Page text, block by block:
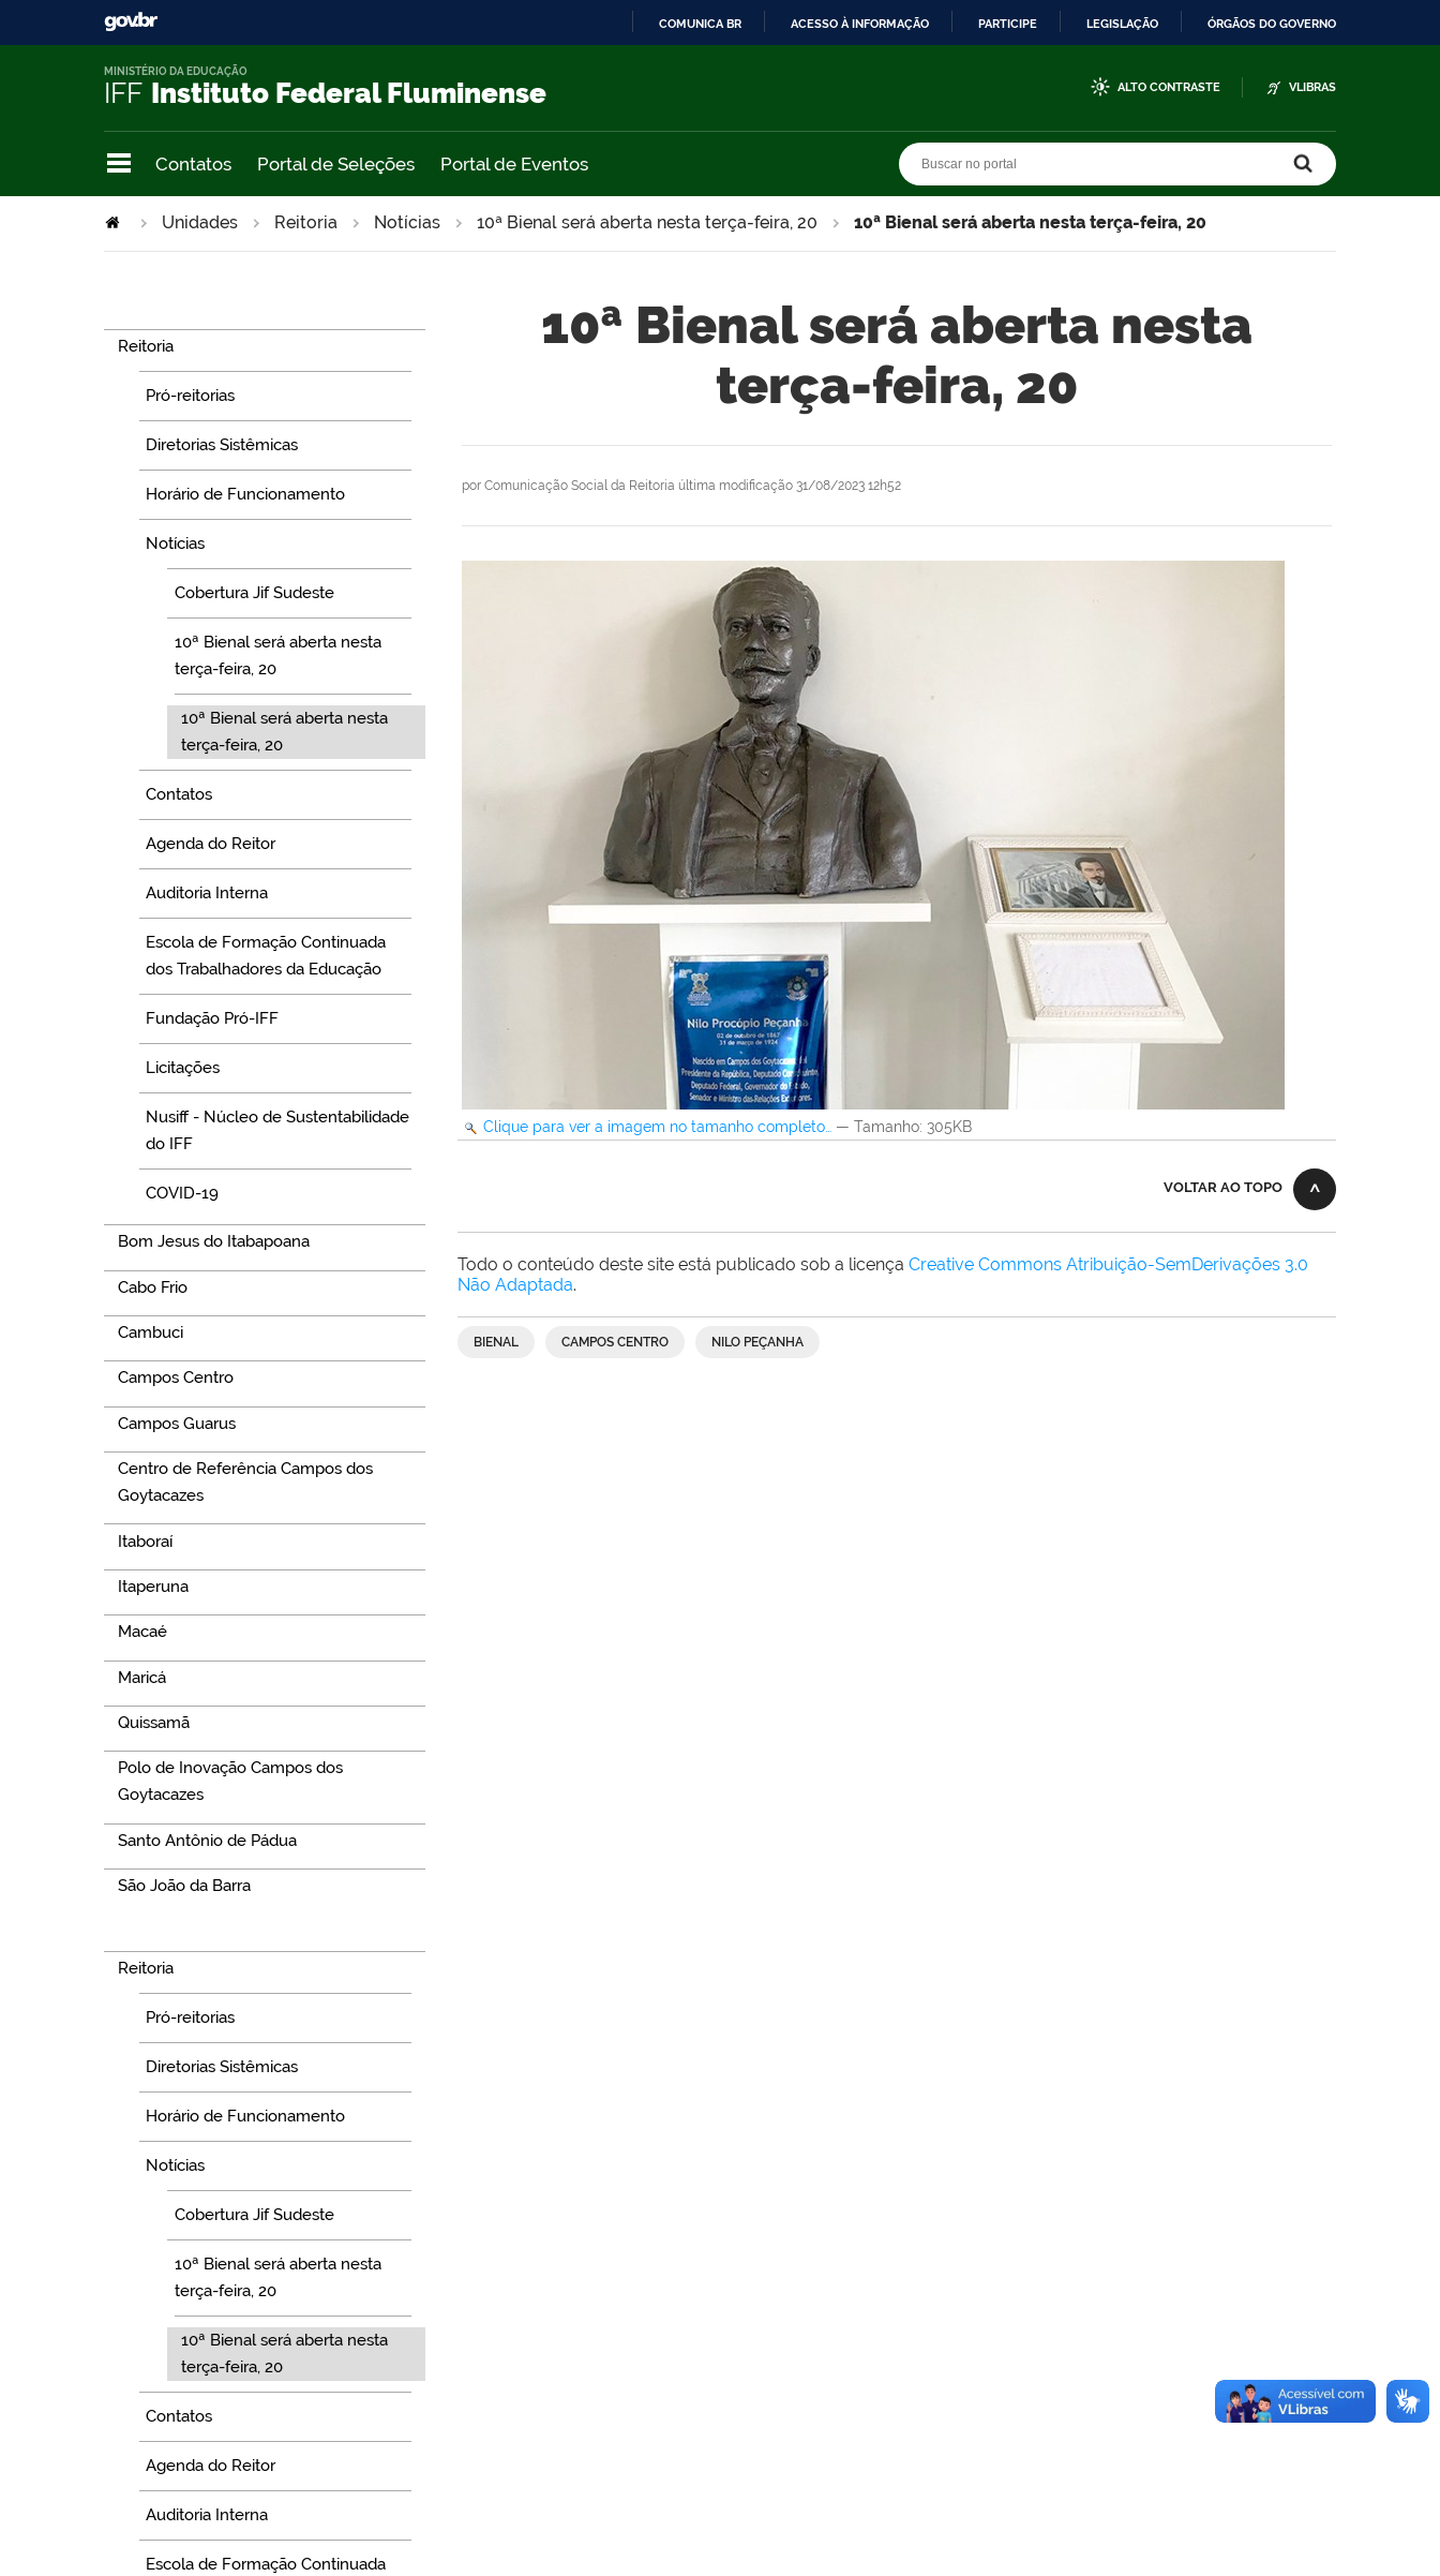
COMUNICA BR ACESSO À INFORMAÇÃO PARTICIPE LEGISLAÇÃO ÓRGÃOS DO GOVERNO
IFF Instituto Federal Fluminense
MINISTÉRIO DA EDUCAÇÃO
ALTO CONTRASTE VLIBRAS
Contatos Portal de Seleções Portal de Eventos
Unidades Reitoria Notícias 10ª Bienal será aberta nesta terça-feira, 20 10ª Bienal será aberta nesta terça-feira, 20
Reitoria
Pró-reitorias
Diretorias Sistêmicas
Horário de Funcionamento
Notícias
Cobertura Jif Sudeste
10ª Bienal será aberta nesta
terça-feira, 20
10ª Bienal será aberta nesta
terça-feira, 20
Contatos
Agenda do Reitor
Auditoria Interna
Escola de Formação Continuada
dos Trabalhadores da Educação
Fundação Pró-IFF
Licitações
Nusiff - Núcleo de Sustentabilidade
do IFF
COVID-19
Bom Jesus do Itabapoana
Cabo Frio
Cambuci
Campos Centro
Campos Guarus
Centro de Referência Campos dos
Goytacazes
Itaboraí
Itaperuna
Macaé
Maricá
Quissamã
Polo de Inovação Campos dos
Goytacazes
Santo Antônio de Pádua
São João da Barra
Reitoria
Pró-reitorias
Diretorias Sistêmicas
Horário de Funcionamento
Notícias
Cobertura Jif Sudeste
10ª Bienal será aberta nesta
terça-feira, 20
10ª Bienal será aberta nesta
terça-feira, 20
Contatos
Agenda do Reitor
Auditoria Interna
Escola de Formação Continuada
10ª Bienal será aberta nesta
terça-feira, 20
por Comunicação Social da Reitoria última modificação 31/08/2023 12h52
Clique para ver a imagem no tamanho completo… — Tamanho: 305KB
VOLTAR AO TOPO
Todo o conteúdo deste site está publicado sob a licença Creative Commons Atribuição-SemDerivações 3.0
Não Adaptada.
BIENAL CAMPOS CENTRO NILO PEÇANHA